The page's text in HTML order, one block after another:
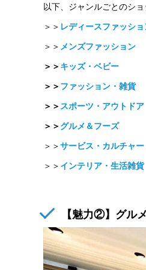
以下、ジャンルごとのショ
＞＞ レディースファッショ
＞＞ メンズファッション
＞＞ キッズ・ベビー
＞＞ ファッション・雑貨
＞＞ スポーツ・アウトドア
＞＞ グルメ＆フーズ
＞＞ サービス・カルチャ
＞＞ インテリア・生活雑貨
【魅力②】グル